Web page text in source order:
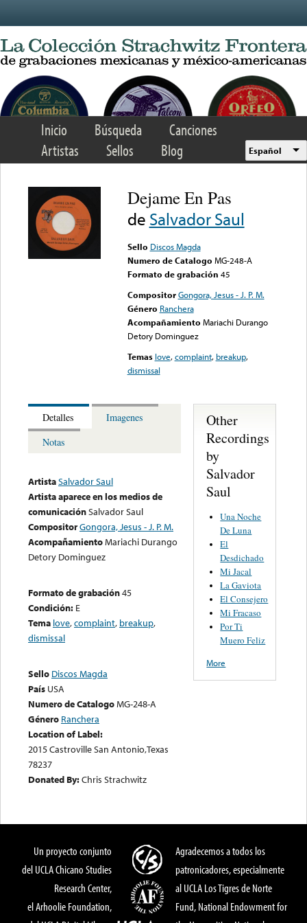
Inicio Búsqueda
Canciones
Artistas
Sellos Blog Español
Dejame En Pas
de Salvador Saul
Sello Discos Magda
Numero de Catalogo MG-248-A
Formato de grabación 45
Compositor Gongora, Jesus - J. P. M.
Género Ranchera
Acompañamiento Mariachi Durango
Detory Dominguez
Temas love,complaint, breakup,
dismissal
Detalles
Imagenes
Notas
ArtistaSalvador Saul
Artista aparece en los medios de
comunicaciónSalvador Saul
CompositorGongora, Jesus - J. P. M.
AcompañamientoMariachi Durango
Detory Dominguez
Formato de grabación45
Condición: E
Tema love,complaint, breakup,
dismissal
Sello Discos Magda
País USA
Numero de CatalogoMG-248-A
Género Ranchera
Location of Label:
2015 Castroville San Antonio,Texas
78237
Donated By:Chris Strachwitz
Other
Recordings
by
Salvador
Saul
Una Noche
De Luna
El
Desdichado
Mi Jacal
La Gaviota
El Consejero
Mi Fracaso
Por Ti
Muero Feliz
More
Un proyecto conjunto
del UCLA Chicano Studies
Research Center,
el Arhoolie Foundation,
Agradecemos a todos los
patronicadores, especialmente
al UCLA Los Tigres de Norte
Fund, National Endowment for